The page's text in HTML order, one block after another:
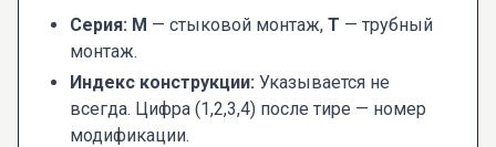
Серия: М — стыковой монтаж,Т — трубный
монтаж.
Индекс конструкции: Указывается не
всегда. Цифра (1,2,3,4) после тире — номер
модификации.